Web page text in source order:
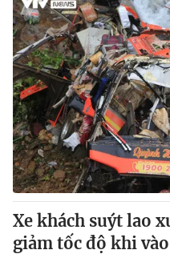
Xe khách suýt lao
giảm tốc độ khi